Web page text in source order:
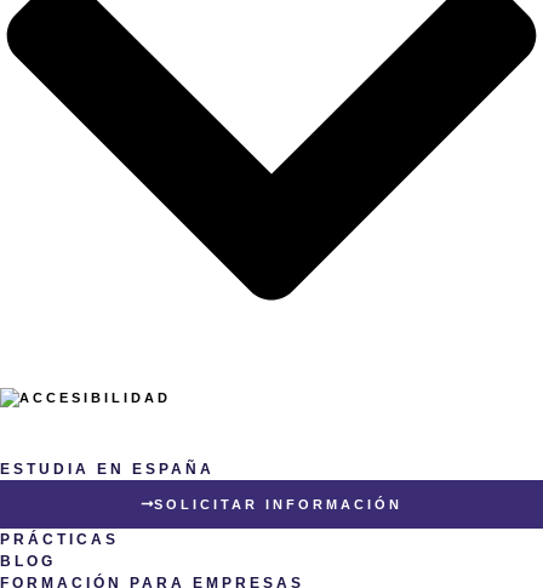
ESTUDIA EN ESPAÑA
SOLICITAR INFORMACIÓN
PRÁCTICAS
BLOG
FORMACIÓN PARA EMPRESAS